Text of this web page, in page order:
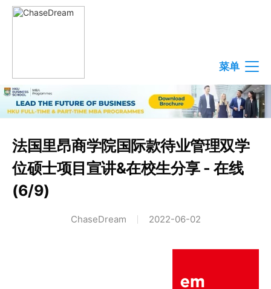
菜单
法国里昂商学院国际款待业管理双学
位硕士项目宣讲&在校生分享 - 在线
(6/9)
ChaseDream 2022-06-02